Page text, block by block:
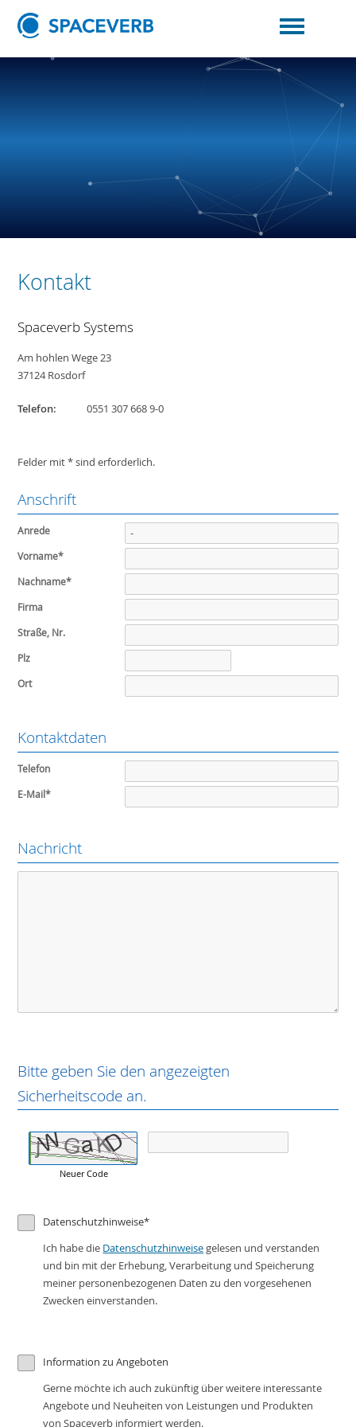
Kontakt
Spaceverb Systems
Am hohlen Wege 23
37124 Rosdorf
Telefon: 0551 307 668 9-0
Felder mit * sind erforderlich.
Anschrift
Anrede
Vorname*
Nachname*
Firma
Straße, Nr.
Plz
Ort
Kontaktdaten
Telefon
E-Mail*
Nachricht
Bitte geben Sie den angezeigten
Sicherheitscode an.
Neuer Code
Datenschutzhinweise*
Ich habe die Datenschutzhinweisegelesen und verstanden
und bin mit der Erhebung, Verarbeitung und Speicherung
meiner personenbezogenen Daten zu den vorgesehenen
Zwecken einverstanden.
Information zu Angeboten
Gerne möchte ich auch zukünftig über weitere interessante
Angebote und Neuheiten von Leistungen und Produkten
von Spaceverb informiert werden.